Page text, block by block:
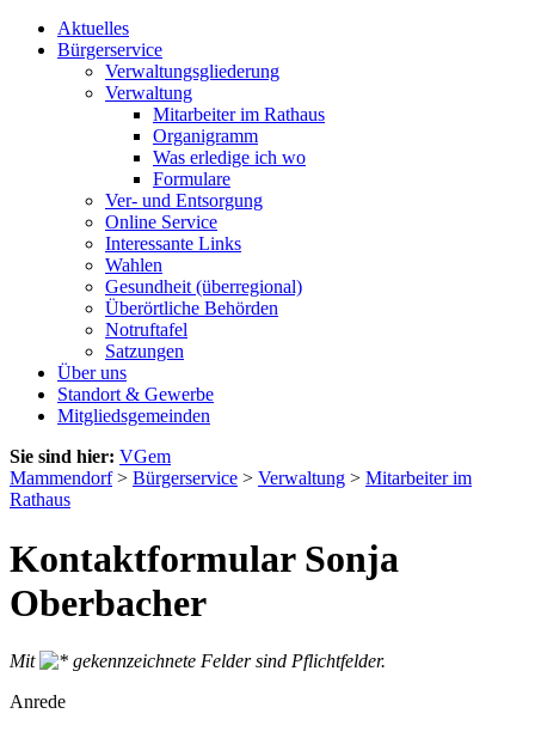
Aktuelles
Bürgerservice
Verwaltungsgliederung
Verwaltung
Mitarbeiter im Rathaus
Organigramm
Was erledige ich wo
Formulare
Ver- und Entsorgung
Online Service
Interessante Links
Wahlen
Gesundheit (überregional)
Überörtliche Behörden
Notruftafel
Satzungen
Über uns
Standort & Gewerbe
Mitgliedsgemeinden
Sie sind hier: VGem
Mammendorf> Bürgerservice > Verwaltung > Mitarbeiter im
Rathaus
Kontaktformular Sonja
Oberbacher
Mit
gekennzeichnete Felder sind Pflichtfelder.
Anrede